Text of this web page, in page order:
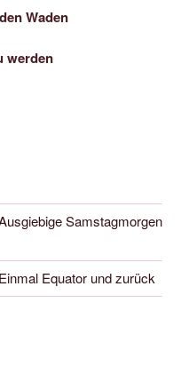
Waden
werden
Samstagmorgen
Equator und zurück